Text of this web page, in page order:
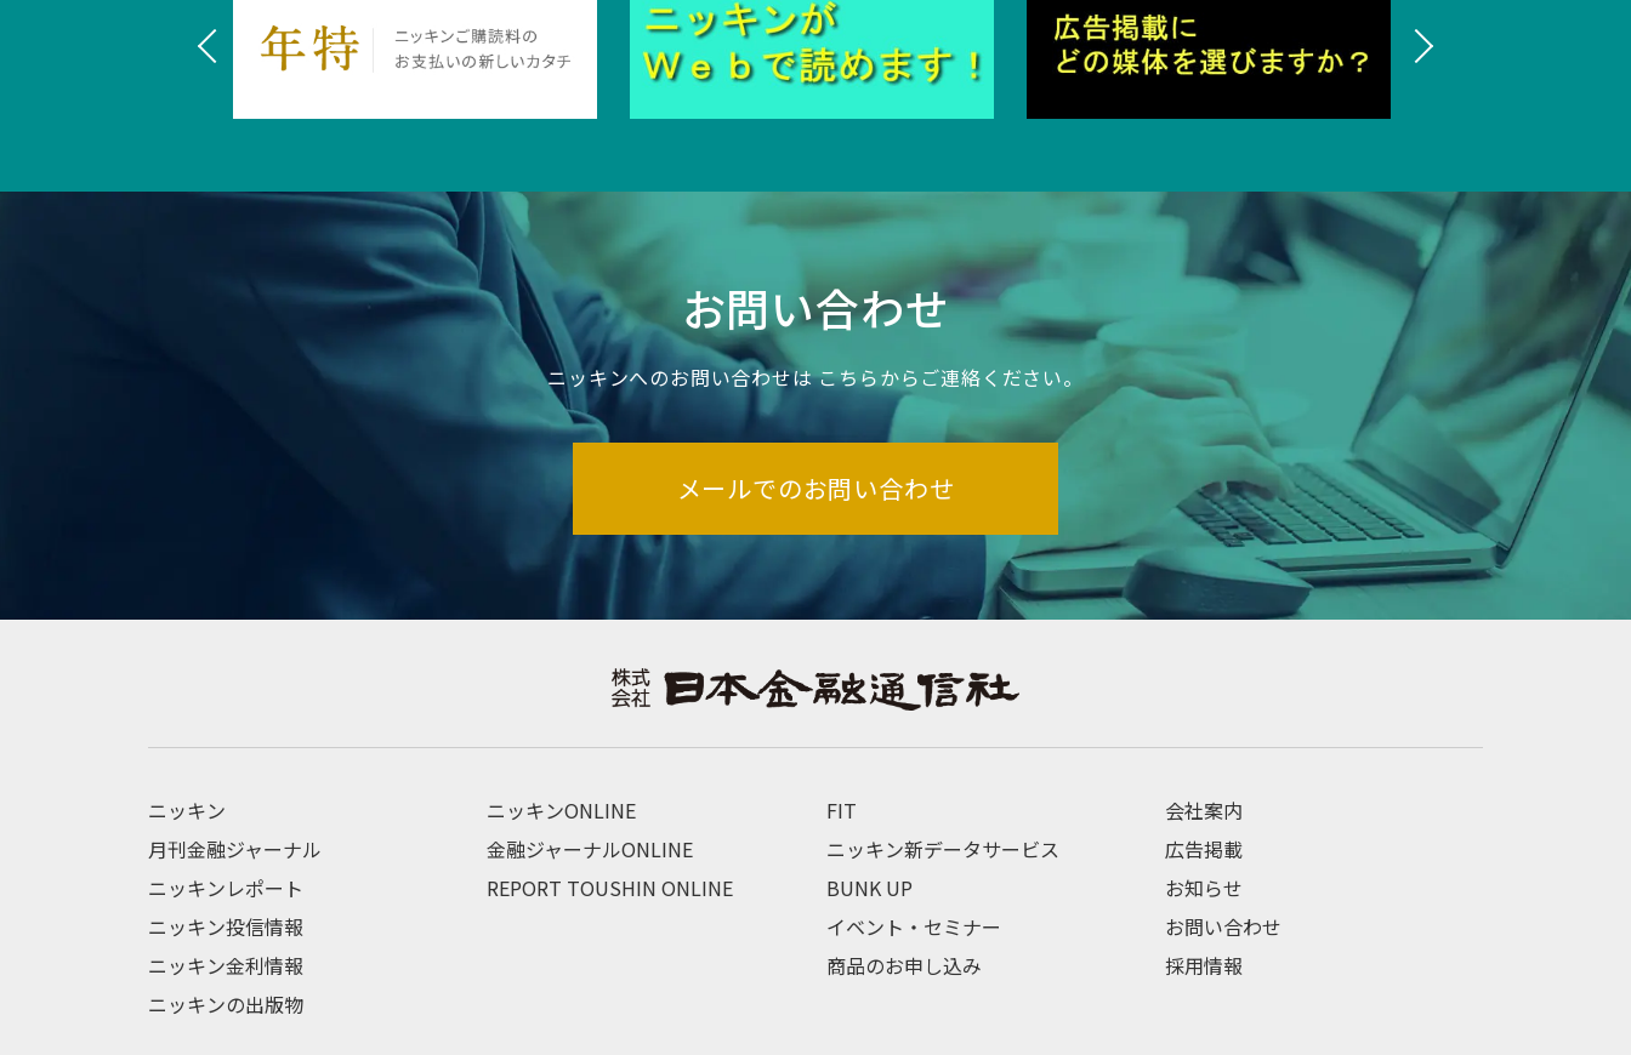
お問い合わせ
ニッキンへのお問い合わせはこちらからご連絡ください。
メールでのお問い合わせ
ニッキン
月刊金融ジャーナル
ニッキンレポート
ニッキン投信情報
ニッキン金利情報
ニッキンの出版物
ニッキンONLINE
金融ジャーナルONLINE
REPORT TOUSHIN ONLINE
FIT
ニッキン新データサービス
BUNK UP
イベント・セミナー
商品のお申し込み
会社案内
広告掲載
お知らせ
お問い合わせ
採用情報